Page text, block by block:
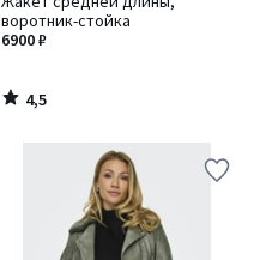
воротник-стойка
6900 ₽
4,5
/